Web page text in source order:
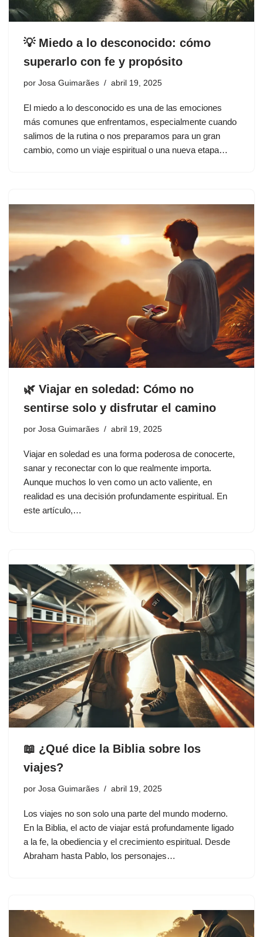
💡 Miedo a lo desconocido: cómo
superarlo con fe y propósito
por Josa Guimarães abril 19, 2025
El miedo a lo desconocido es una de las emociones
más comunes que enfrentamos, especialmente cuando
salimos de la rutina o nos preparamos para un gran
cambio, como un viaje espiritual o una nueva etapa…
🌿 Viajar en soledad: Cómo no
sentirse solo y disfrutar el camino
por Josa Guimarães abril 19, 2025
Viajar en soledad es una forma poderosa de conocerte,
sanar y reconectar con lo que realmente importa.
Aunque muchos lo ven como un acto valiente, en
realidad es una decisión profundamente espiritual. En
este artículo,…
📖 ¿Qué dice la Biblia sobre los
viajes?
por Josa Guimarães abril 19, 2025
Los viajes no son solo una parte del mundo moderno.
En la Biblia, el acto de viajar está profundamente ligado
a la fe, la obediencia y el crecimiento espiritual. Desde
Abraham hasta Pablo, los personajes…